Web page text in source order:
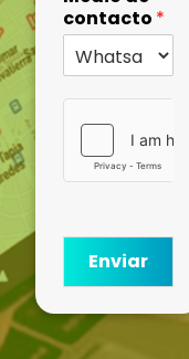
contacto *
Enviar